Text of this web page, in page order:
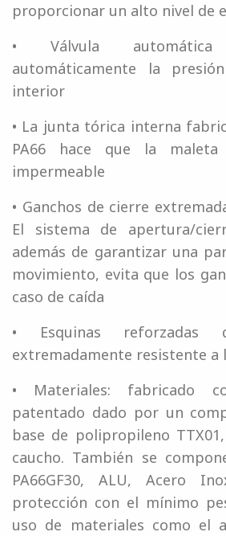
proporcionar un alto nivel de
• Válvula
automáticamente la
interior
• La junta tórica interna
PA66 hace que la
impermeable
• Ganchos de cierre
El sistema de apertura/
además de garantizar una
movimiento, evita que los
caso de caída
• Esquinas
extremadamente resistente a
• Materiales: fabricado
patentado dado por un
base de polipropileno
caucho. También se
PA66GF30, ALU, Acero
protección con el mínimo
uso de materiales como el